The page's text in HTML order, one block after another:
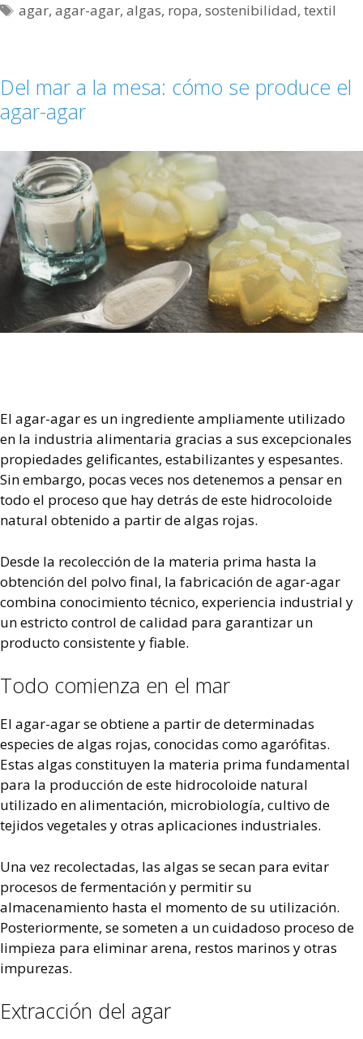
agar,agar-agar,algas, ropa,sostenibilidad,textil
Del mar a la mesa: cómo se produce el
agar-agar
El agar-agar es un ingrediente ampliamente utilizado
en la industria alimentaria gracias a sus excepcionales
propiedades gelificantes, estabilizantes y espesantes.
Sin embargo, pocas veces nos detenemos a pensar en
todo el proceso que hay detrás de este hidrocoloide
natural obtenido a partir de algas rojas.
Desde la recolección de la materia prima hasta la
obtención del polvo final, la fabricación de agar-agar
combina conocimiento técnico, experiencia industrial y
un estricto control de calidad para garantizar un
producto consistente y fiable.
Todo comienza en el mar
El agar-agar se obtiene a partir de determinadas
especies de algas rojas, conocidas como agarófitas.
Estas algas constituyen la materia prima fundamental
para la producción de este hidrocoloide natural
utilizado en alimentación, microbiología, cultivo de
tejidos vegetales y otras aplicaciones industriales.
Una vez recolectadas, las algas se secan para evitar
procesos de fermentación y permitir su
almacenamiento hasta el momento de su utilización.
Posteriormente, se someten a un cuidadoso proceso de
limpieza para eliminar arena, restos marinos y otras
impurezas.
Extracción del agar